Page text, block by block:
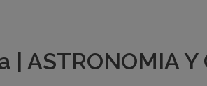
| ASTRONOMIA